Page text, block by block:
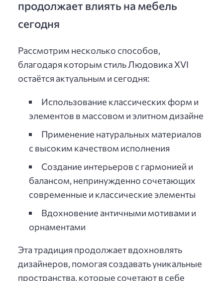
продолжает влиять на мебель
сегодня
Рассмотрим несколько способов,
благодаря которым стиль Людовика XVI
остаётся актуальным и сегодня:
Использование классических форм и
элементов в массовом и элитном дизайне
Применение натуральных материалов
с высоким качеством исполнения
Создание интерьеров с гармонией и
балансом, непринужденно сочетающих
современные и классические элементы
Вдохновение античными мотивами и
орнаментами
Эта традиция продолжает вдохновлять
дизайнеров, помогая создавать уникальные
пространства, которые сочетают в себе